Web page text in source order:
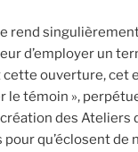
rend
d’employer un
cette ouverture, cet
le témoin »,
des Ateliers
qu’éclosent de